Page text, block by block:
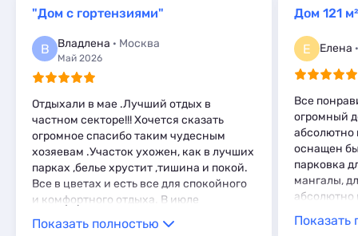
Комнаты 3
Апартаменты
Мини-отели
"Дом с гортензиями"
В Владлена · Москва
Май 2026
Отдыхали в мае .Лучший отдых в
частном секторе!!! Хочется сказать
огромное спасибо таким чудесным
хозяевам .Участок ухожен, как в лучших
парках ,белье хрустит ,тишина и покой.
Все в цветах и есть все для спокойного
и комфортного отдыха. В июле
собираемся снова!!!!
Показать полностью
Дом 121
Е Елена
Все
огромный
абсолютно
оснащен
парковка
мангалы,
абсолютно
минут 5
минута)))
Показать